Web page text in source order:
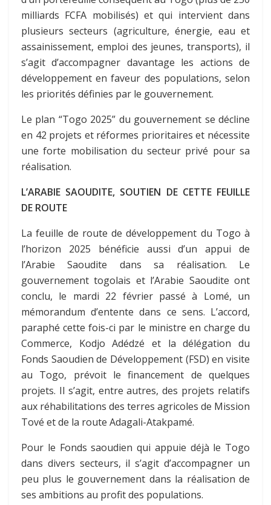
milliards FCFA mobilisés) et qui intervient dans
plusieurs secteurs (agriculture, énergie, eau et
assainissement, emploi des jeunes, transports), il
s’agit d’accompagner davantage les actions de
développement en faveur des populations, selon
les priorités définies par le gouvernement.
Le plan “Togo 2025” du gouvernement se décline
en 42 projets et réformes prioritaires et nécessite
une forte mobilisation du secteur privé pour sa
réalisation.
L’ARABIE SAOUDITE, SOUTIEN DE CETTE FEUILLE
DE ROUTE
La feuille de route de développement du Togo à
l’horizon 2025 bénéficie aussi d’un appui de
l’Arabie Saoudite dans sa réalisation. Le
gouvernement togolais et l’Arabie Saoudite ont
conclu, le mardi 22 février passé à Lomé, un
mémorandum d’entente dans ce sens. L’accord,
paraphé cette fois-ci par le ministre en charge du
Commerce, Kodjo Adédzé et la délégation du
Fonds Saoudien de Développement (FSD) en visite
au Togo, prévoit le financement de quelques
projets. Il s’agit, entre autres, des projets relatifs
aux réhabilitations des terres agricoles de Mission
Tové et de la route Adagali-Atakpamé.
Pour le Fonds saoudien qui appuie déjà le Togo
dans divers secteurs, il s’agit d’accompagner un
peu plus le gouvernement dans la réalisation de
ses ambitions au profit des populations.